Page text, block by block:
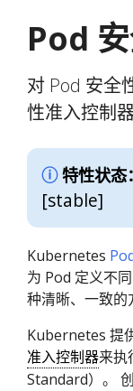
Pod
对 Pod 安全
性准入控制
特性状态：
[stable]
Kubernetes
为 Pod 定义不
种清晰、一致的
Kubernetes 提
准入控制器来执
Standard）。